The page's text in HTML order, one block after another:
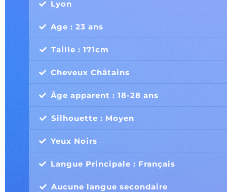
Lyon
Age : 23 ans
Taille : 171cm
Cheveux Châtains
Âge apparent : 18-28 ans
Silhouette : Moyen
Yeux Noirs
Langue Principale : Français
Aucune langue secondaire